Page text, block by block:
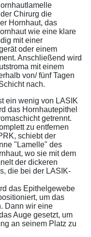
Chirurg die
Hornhaut, das
wie eine klare
mit einer
oder einem
Anschließend wird
mit einem
von/ fünf Tagen
nach.
ein wenig von LASIK
das Hornhautepithel
getrennt.
zu entfernen
schiebt der
"Lamelle" des
wo sie mit dem
der dickeren
die bei der LASIK-
das Epithelgewebe
um das
Dann wir eine
Auge gesetzt, um
an seinem Platz zu